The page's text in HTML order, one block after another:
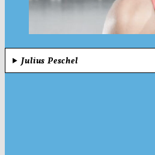
Julius Peschel